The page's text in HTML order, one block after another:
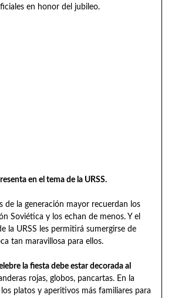
en honor del jubileo.
en el tema de la URSS.
de la generación mayor recuerdan los
Soviética y los echan de menos. Y el
la URSS les permitirá sumergirse de
tan maravillosa para ellos.
la fiesta debe estar decorada al
rojas, globos, pancartas. En la
platos y aperitivos más familiares para